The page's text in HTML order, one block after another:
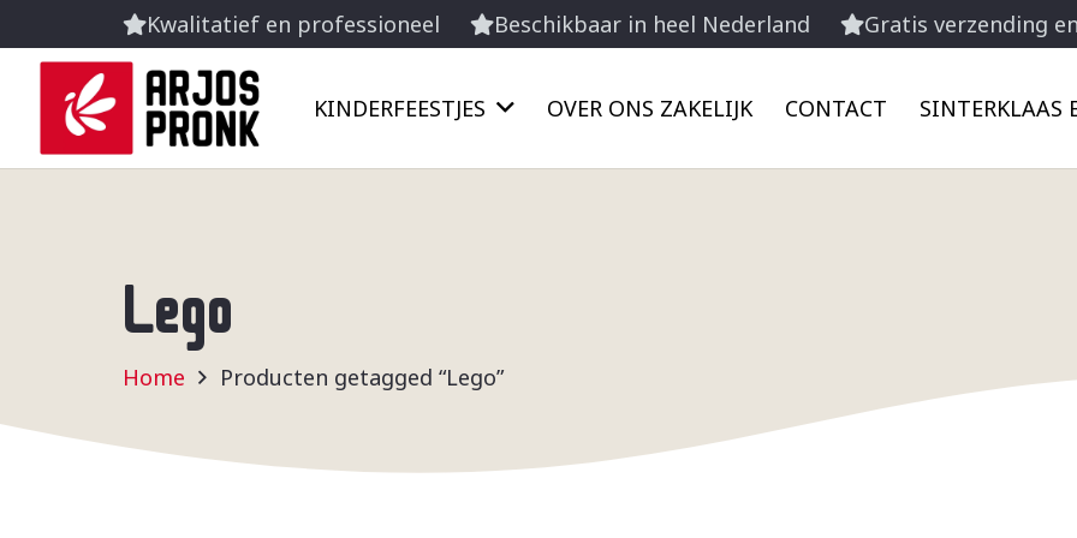
Kwalitatief en professioneel Beschikbaar in heel Nederland Gratis verzending
KINDERFEESTJES OVER ONS ZAKELIJK CONTACT SINTERKLAAS
Lego
Home Producten getagged “Lego”